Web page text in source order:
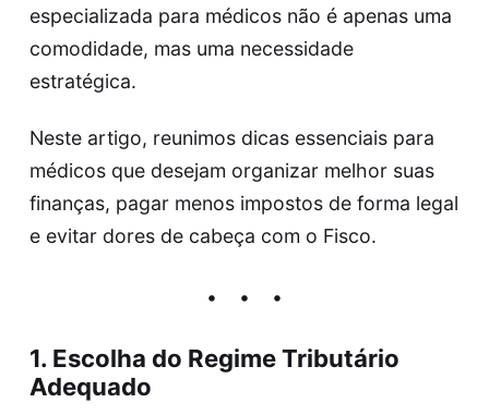
especializada para médicos não é apenas uma
comodidade, mas uma necessidade
estratégica.
Neste artigo, reunimos dicas essenciais para
médicos que desejam organizar melhor suas
finanças, pagar menos impostos de forma legal
e evitar dores de cabeça com o Fisco.
1. Escolha do Regime Tributário
Adequado